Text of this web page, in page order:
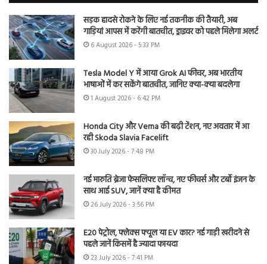
सड़क हादसे रोकने के लिए नई तकनीक की तैयारी, अब
गाड़ियां आपस में करेंगी बातचीत, ड्राइवर को पहले मिलेगा अलर्ट
6 August 2026 - 5:33 PM
Tesla Model Y में आया Grok AI फीचर, अब भारतीय
भाषाओं में कर सकेंगे बातचीत, जानिए क्या-क्या बदलेगा
1 August 2026 - 6:42 PM
Honda City और Verna की बढ़ी टेंशन, नए अवतार में आ
रही Skoda Slavia Facelift
30 July 2026 - 7:48 PM
नई मारुति ब्रेजा फेसलिफ्ट लॉन्च, नए फीचर्स और टर्बो इंजन के
साथ आई SUV, जानें क्या है कीमत
26 July 2026 - 3:56 PM
E20 पेट्रोल, फ्लेक्स फ्यूल या EV कार? नई गाड़ी खरीदने से
पहले जानें किसमें है ज्यादा फायदा
23 July 2026 - 7:41 PM